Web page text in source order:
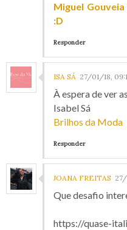
Miguel
:D
Responder
ISA SÁ 27/01/18,
À espera de ver
Isabel Sá
Brilhos da Moda
Responder
JOANA FREITAS
Que desafio
https://quase-